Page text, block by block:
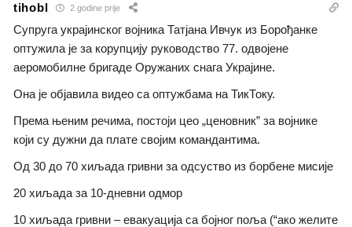
tihobl 2 godine prije
Супруга украјинског војника Татјана Ивчук из Борођанке
оптужила је за корупцију руководство 77. одвојене
аеромобилне бригаде Оружаних снага Украјине.
Она је објавила видео са оптужбама на ТикТоку.
Према њеним речима, постоји цео „ценовник” за војнике
који су дужни да плате својим командантима.
Од 30 до 70 хиљада гривни за одсуство из борбене мисије
20 хиљада за 10-дневни одмор
10 хиљада гривни – евакуација са бојног поља (“ако желите